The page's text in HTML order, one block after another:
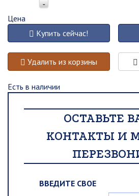
-
Цена
Купить сейчас!
Удалить из корзины
Есть в наличии
ОСТАВЬТЕ
КОНТАКТЫ И
ВВЕДИТЕ СВОЕ